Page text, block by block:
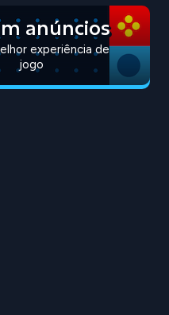
anúncios
experiência de
jogo